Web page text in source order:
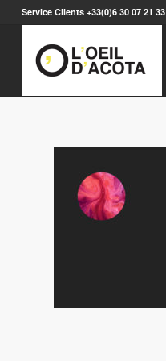
Service Clients +33(0)6 30 07 21 33